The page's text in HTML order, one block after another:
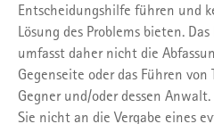
Entscheidungshilfe führen und
Lösung des Problems bieten.
umfasst daher nicht die
Gegenseite oder das Führen
Gegner und/oder dessen
Sie nicht an die Vergabe eines